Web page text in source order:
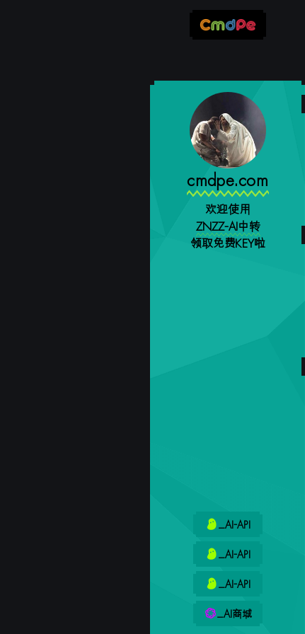
cmdpe.com
欢迎使用
ZNZZ-AI中转
领取免费KEY啦
_AI-API
_AI-API
_AI-API
_AI商城